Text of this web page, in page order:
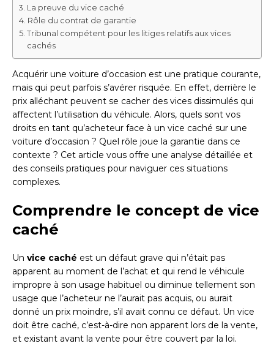
La preuve du vice caché
Rôle du contrat de garantie
Tribunal compétent pour les litiges relatifs aux vices
cachés
Acquérir une voiture d’occasion est une pratique courante,
mais qui peut parfois s’avérer risquée. En effet, derrière le
prix alléchant peuvent se cacher des vices dissimulés qui
affectent l’utilisation du véhicule. Alors, quels sont vos
droits en tant qu’acheteur face à un vice caché sur une
voiture d’occasion ? Quel rôle joue la garantie dans ce
contexte ? Cet article vous offre une analyse détaillée et
des conseils pratiques pour naviguer ces situations
complexes.
Comprendre le concept de vice
caché
Un vice caché est un défaut grave qui n’était pas
apparent au moment de l’achat et qui rend le véhicule
impropre à son usage habituel ou diminue tellement son
usage que l’acheteur ne l’aurait pas acquis, ou aurait
donné un prix moindre, s’il avait connu ce défaut. Un vice
doit être caché, c’est-à-dire non apparent lors de la vente,
et existant avant la vente pour être couvert par la loi.